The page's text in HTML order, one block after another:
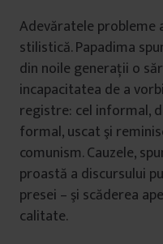
Adevăratele probleme
stilistică. Papadima
din noile generaţii o
incapacitatea de a
registre: cel informal,
formal, uscat şi
comunism. Cauzele,
proastă a discursului
presei – şi scăderea
calitate.